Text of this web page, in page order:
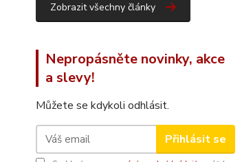
Zobrazit všechny články
Nepropásněte novinky, akce
a slevy!
Můžete se kdykoli odhlásit.
Přihlásit se